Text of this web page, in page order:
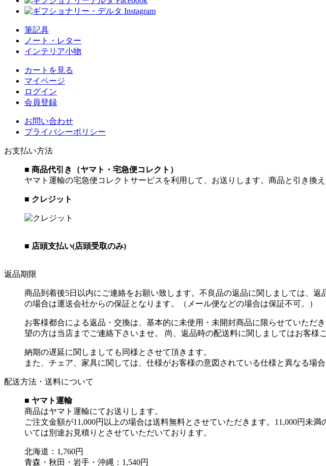
筆記具
ノート・レター
インテリア小物
カートを見る
マイページ
ログイン
会員登録
お問い合わせ
プライバシーポリシー
お支払い方法
■ 商品代引き（ヤマト・宅急便コレクト）
ヤマト運輸の宅急便コレクトサービスを利用して、お送りします。商品と引き換
■ クレジット
■ 店頭支払い(店頭受取のみ)
返品期限
商品到着後5日以内にご連絡をお願い致します。不良品の返品に関しましては、
の場合は運送会社からの保証となります。（メール便などの場合は保証不可。）
お客様都合による返品・交換は、基本的に未使用・未開封商品に限らせていた
望の方は当店までご連絡下さいませ。 尚、返品時の配送料に関しましてはお客様
納期の遅延に関しましても同様とさせて頂きます。
また、チェア、家具に関しては、仕様がお客様の意図されている仕様と異なる場
配送方法・送料について
■ ヤマト運輸
商品はヤマト運輸にてお送りします。
ご注文金額が11,000円以上の場合は送料無料とさせていただきます。11,000円未
いては別途お見積りとさせていただいております。
北海道：1,760円
青森・秋田・岩手・沖縄：1,540円